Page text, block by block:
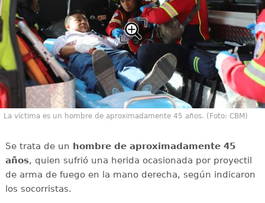
La víctima es un hombre de aproximadamente 45 años. (Foto: CBM)
Se trata de un hombre de aproximadamente 45
años, quien sufrió una herida ocasionada por proyectil
de arma de fuego en la mano derecha, según indicaron
los socorristas.